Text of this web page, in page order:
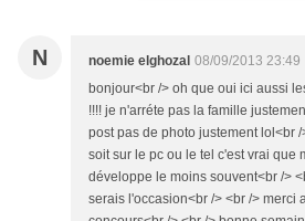
N noemie elghozal 08/09/2013 23:49
bonjour<br /> oh que oui ici aussi
!!!! je n'arréte pas la famille
post pas de photo justement lol<br
soit sur le pc ou le tel c'est vrai que
développe le moins souvent<br />
serais l'occasion<br /> <br /> merci